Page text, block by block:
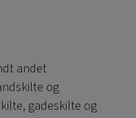
andet
og
gadeskilte og